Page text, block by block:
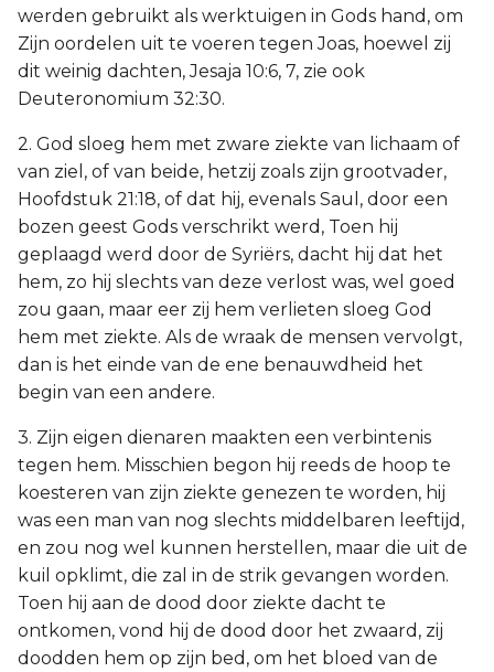
werden gebruikt als werktuigen in Gods hand, om
Zijn oordelen uit te voeren tegen Joas, hoewel zij
dit weinig dachten, Jesaja 10:6, 7, zie ook
Deuteronomium 32:30.
2. God sloeg hem met zware ziekte van lichaam of
van ziel, of van beide, hetzij zoals zijn grootvader,
Hoofdstuk 21:18, of dat hij, evenals Saul, door een
bozen geest Gods verschrikt werd, Toen hij
geplaagd werd door de Syriërs, dacht hij dat het
hem, zo hij slechts van deze verlost was, wel goed
zou gaan, maar eer zij hem verlieten sloeg God
hem met ziekte. Als de wraak de mensen vervolgt,
dan is het einde van de ene benauwdheid het
begin van een andere.
3. Zijn eigen dienaren maakten een verbintenis
tegen hem. Misschien begon hij reeds de hoop te
koesteren van zijn ziekte genezen te worden, hij
was een man van nog slechts middelbaren leeftijd,
en zou nog wel kunnen herstellen, maar die uit de
kuil opklimt, die zal in de strik gevangen worden.
Toen hij aan de dood door ziekte dacht te
ontkomen, vond hij de dood door het zwaard, zij
doodden hem op zijn bed, om het bloed van de